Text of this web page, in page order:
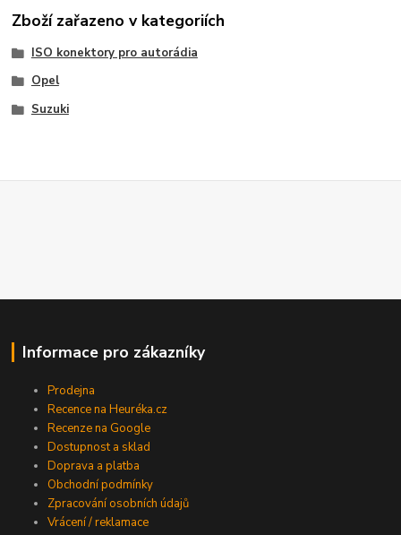
Zboží zařazeno v kategoriích
ISO konektory pro autorádia
Opel
Suzuki
Informace pro zákazníky
Prodejna
Recence na Heuréka.cz
Recenze na Google
Dostupnost a sklad
Doprava a platba
Obchodní podmínky
Zpracování osobních údajů
Vrácení / reklamace